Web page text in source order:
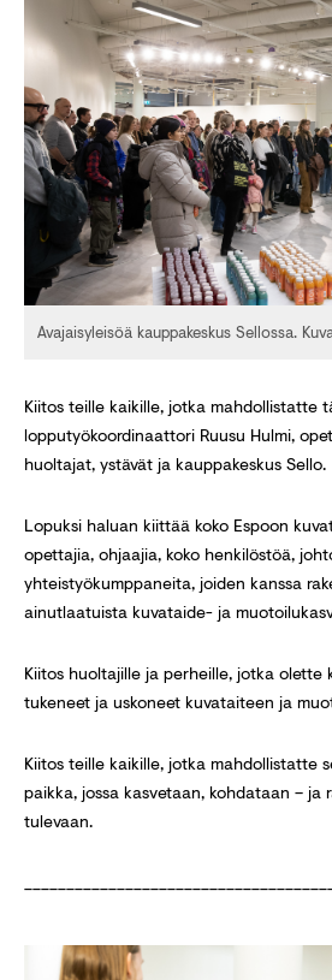
Avajaisyleisöä kauppakeskus Sellossa.
Kiitos teille kaikille, jotka mahdollistatte
lopputyökoordinaattori Ruusu Hulmi,
huoltajat, ystävät ja kauppakeskus Sello.
Lopuksi haluan kiittää koko Espoon
opettajia, ohjaajia, koko henkilöstöä,
yhteistyökumppaneita, joiden kanssa
ainutlaatuista kuvataide- ja
Kiitos huoltajille ja perheille, jotka olette
tukeneet ja uskoneet kuvataiteen ja
Kiitos teille kaikille, jotka mahdollistatte
paikka, jossa kasvetaan, kohdataan – ja
tulevaan.